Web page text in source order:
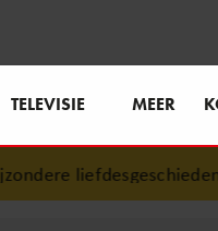
TELEVISIE MEER
liefdesgeschiedenis